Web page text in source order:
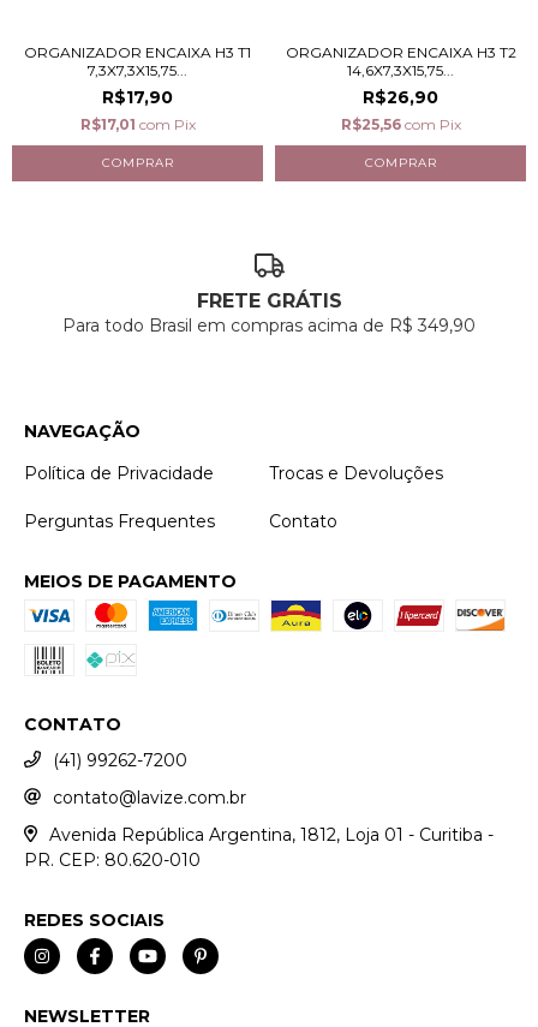
ORGANIZADOR ENCAIXA H3 T1
7,3X7,3X15,75...
R$17,90
R$17,01 com Pix
ORGANIZADOR ENCAIXA H3 T2
14,6X7,3X15,75...
R$26,90
R$25,56 com Pix
FRETE GRÁTIS
Para todo Brasil em compras acima de R$ 349,90
NAVEGAÇÃO
Política de Privacidade
Trocas e Devoluções
Perguntas Frequentes Contato
MEIOS DE PAGAMENTO
CONTATO
(41) 99262-7200
contato@lavize.com.br
Avenida República Argentina, 1812, Loja 01 - Curitiba -
PR. CEP: 80.620-010
REDES SOCIAIS
NEWSLETTER